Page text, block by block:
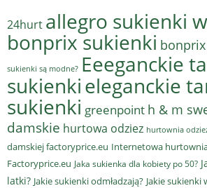
24hurt allegro sukienki
bonprix sukienki
sukienki są modne? Eeeganckie
sukienkieleganckie
sukienki greenpoint h & m
damskie hurtowa odziez hurtownia
damskiej factoryprice.eu Internetowa
Factoryprice.eu Jaka sukienka dla kobiety po 50?
latki? Jakie sukienki odmładzają? Jakie sukienki